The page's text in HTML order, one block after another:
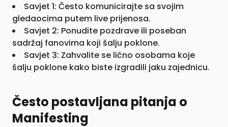
Savjet 1: Često komunicirajte sa svojim
gledaocima putem live prijenosa.
Savjet 2: Ponudite pozdrave ili poseban
sadržaj fanovima koji šalju poklone.
Savjet 3: Zahvalite se lično osobama koje
šalju poklone kako biste izgradili jaku zajednicu.
Često postavljana pitanja o
Manifesting